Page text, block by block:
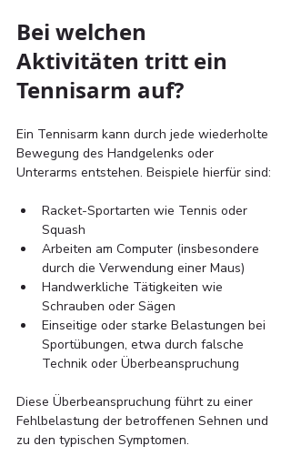
Bei welchen
Aktivitäten tritt ein
Tennisarm auf?
Ein Tennisarm kann durch jede wiederholte
Bewegung des Handgelenks oder
Unterarms entstehen. Beispiele hierfür sind:
Racket-Sportarten wie Tennis oder
Squash
Arbeiten am Computer (insbesondere
durch die Verwendung einer Maus)
Handwerkliche Tätigkeiten wie
Schrauben oder Sägen
Einseitige oder starke Belastungen bei
Sportübungen, etwa durch falsche
Technik oder Überbeanspruchung
Diese Überbeanspruchung führt zu einer
Fehlbelastung der betroffenen Sehnen und
zu den typischen Symptomen.